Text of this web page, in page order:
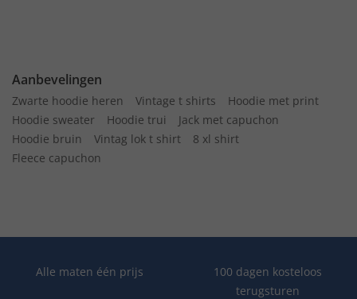
Aanbevelingen
Zwarte hoodie heren Vintage t shirts
Hoodie met print
Hoodie sweater
Hoodie trui
Jack met capuchon
Hoodie bruin
Vintag lok t shirt
8 xl shirt
Fleece capuchon
Alle maten één prijs
100 dagen kosteloos
terugsturen